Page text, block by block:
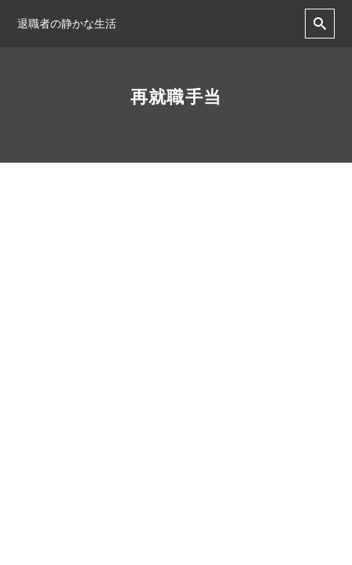
退職者の静かな生活
再就職手当